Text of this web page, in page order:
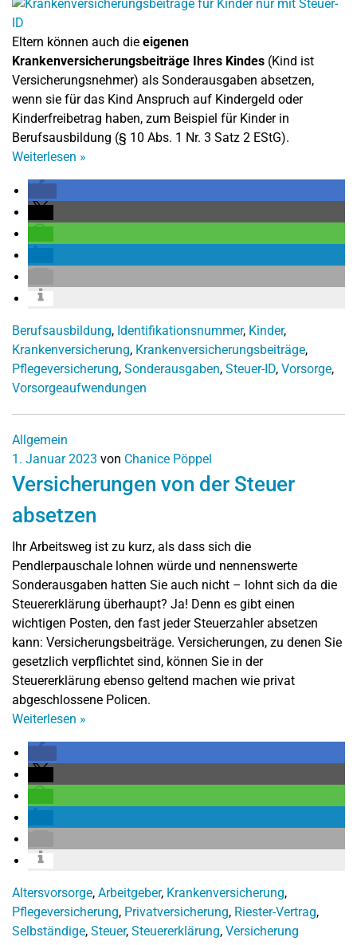
Eltern können auch die eigenen
Krankenversicherungsbeiträge Ihres Kindes (Kind ist
Versicherungsnehmer) als Sonderausgaben absetzen,
wenn sie für das Kind Anspruch auf Kindergeld oder
Kinderfreibetrag haben, zum Beispiel für Kinder in
Berufsausbildung (§ 10 Abs. 1 Nr. 3 Satz 2 EStG).
Weiterlesen »
Berufsausbildung, Identifikationsnummer, Kinder,
Krankenversicherung, Krankenversicherungsbeiträge,
Pflegeversicherung, Sonderausgaben, Steuer-ID, Vorsorge,
Vorsorgeaufwendungen
Allgemein
1. Januar 2023 von Chanice Pöppel
Versicherungen von der Steuer
absetzen
Ihr Arbeitsweg ist zu kurz, als dass sich die
Pendlerpauschale lohnen würde und nennenswerte
Sonderausgaben hatten Sie auch nicht – lohnt sich da die
Steuererklärung überhaupt? Ja! Denn es gibt einen
wichtigen Posten, den fast jeder Steuerzahler absetzen
kann: Versicherungsbeiträge. Versicherungen, zu denen Sie
gesetzlich verpflichtet sind, können Sie in der
Steuererklärung ebenso geltend machen wie privat
abgeschlossene Policen.
Weiterlesen »
Altersvorsorge, Arbeitgeber, Krankenversicherung,
Pflegeversicherung, Privatversicherung, Riester-Vertrag,
Selbständige, Steuer, Steuererklärung, Versicherung